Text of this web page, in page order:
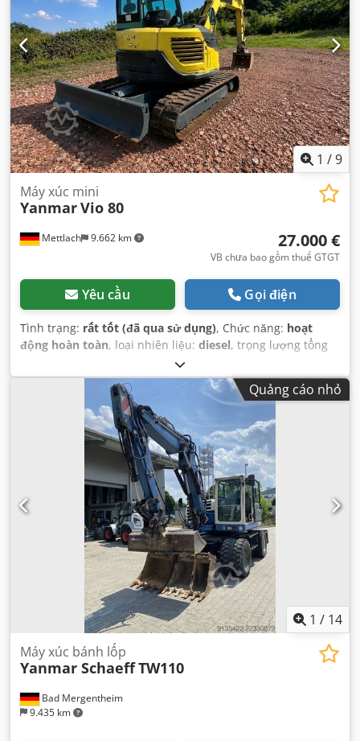
1 /9
Mettlach 9.662 km
Máy xúc mini
YanmarVio 80
27.000 €
VB chưa bao gồm thuế GTGT
Yêu cầu Gọi điện
Tình trạng: rất tốt (đã qua sử dụng), Chức năng: hoạt
động hoàn toàn, loại nhiên liệu: diesel, trọng lượng tổng
, trọng lượng vận hành:
xuất:2011, giờ hoạt động:2.910 h, Thiết bị:búa thủy lực,
cabin, dải xích cao su, thủy lực bộ kẹp, điều hòa không
Quảng cáo nhỏ
1 / 14
Bad Mergentheim
9.435 km
Máy xúc bánh lốp
Yanmar SchaeffTW110